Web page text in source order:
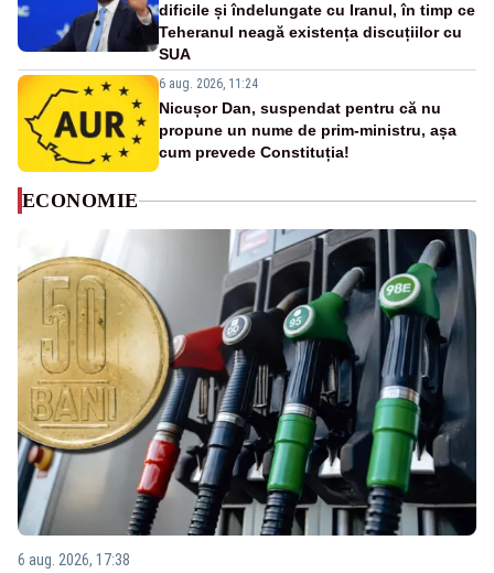
dificile și îndelungate cu Iranul, în timp ce
Teheranul neagă existența discuțiilor cu
SUA
6 aug. 2026, 11:24
Nicușor Dan, suspendat pentru că nu
propune un nume de prim-ministru, așa
cum prevede Constituția!
ECONOMIE
6 aug. 2026, 17:38